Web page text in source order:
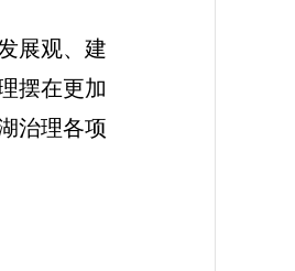
展观、建
摆在更加
治理各项